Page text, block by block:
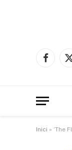
Inici » ‘The